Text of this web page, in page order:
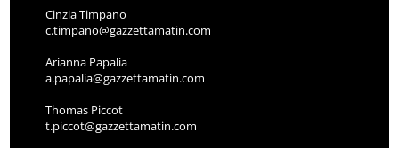
Cinzia Timpano
c.timpano@gazzettamatin.com
Arianna Papalia
a.papalia@gazzettamatin.com
Thomas Piccot
t.piccot@gazzettamatin.com